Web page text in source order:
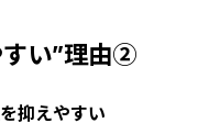
すい”理由②
抑えやすい